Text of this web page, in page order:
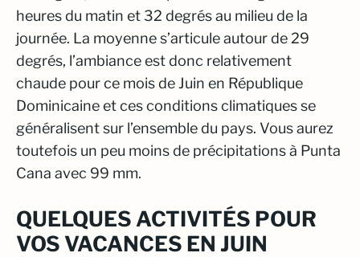
heures du matin et 32 degrés au milieu de la
journée. La moyenne s’articule autour de 29
degrés, l’ambiance est donc relativement
chaude pour ce mois de Juin en République
Dominicaine et ces conditions climatiques se
généralisent sur l’ensemble du pays. Vous aurez
toutefois un peu moins de précipitations à Punta
Cana avec 99 mm.
QUELQUES ACTIVITÉS POUR
VOS VACANCES EN JUIN